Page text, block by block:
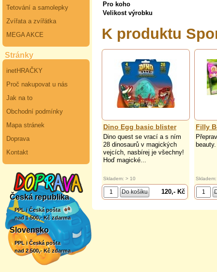
Tetování a samolepky
Zvířata a zvířátka
MEGA AKCE
Stránky
inetHRAČKY
Proč nakupovat u nás
Jak na to
Obchodní podmínky
Mapa stránek
Doprava
Kontakt
Česká republika
PPL i Česká pošta
nad 1 500,- Kč zdarma
Slovensko
PPL i Česká pošta
nad 2 500,- Kč zdarma
Pro koho
Velikost výrobku
K produktu
Dino Egg basic blister
Dino quest se vrací a s ním
28 dinosaurů v magických
vejcích, nasbírej je všechny!
Hoď magické...
Skladem: > 10
120,- Kč
Filly